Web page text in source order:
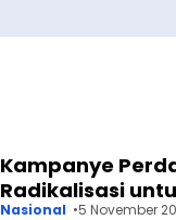
Kampanye
Radikalisasi
Nasional 5 November